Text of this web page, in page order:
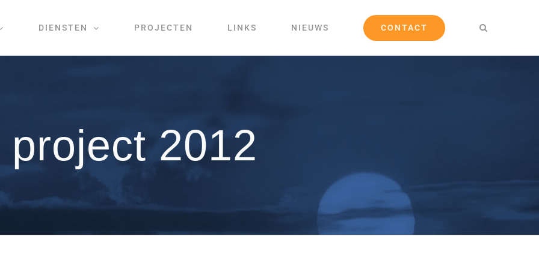
DIENSTEN PROJECTEN LINKS NIEUWS CONTACT
project 2012